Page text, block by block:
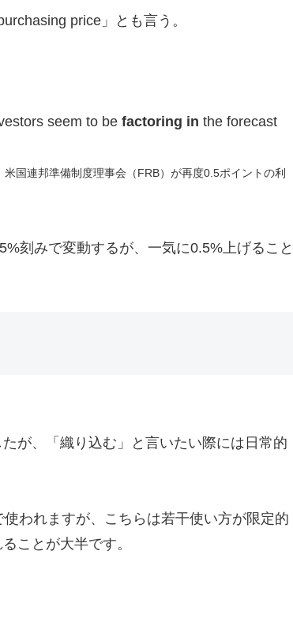
price」とも言う。
seem to be factoring in the forecast
国連邦準備制度理事会（FRB）が再度0.5ポイントの利
刻みで変動するが、一気に0.5%上げること
が、「織り込む」と言いたい際には日常的
使われますが、こちらは若干使い方が限定的
ことが大半です。